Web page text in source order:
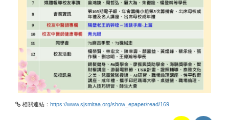
相關連結： https://www.sjsmitaa.org/show_epaper/read/169